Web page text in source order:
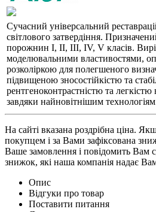
Сучасний універсальний
світлового затвердіння.
порожнин I, II, III, IV, V класів.
моделювальними властивостями,
розколіркою для полегшеного
підвищеною зносостійкістю та
рентгеноконтрастністю та легкістю
завдяки найновітнішим
На сайті вказана роздрібна ціна.
покупцем і за Вами зафіксована
Ваше замовлення і повідомить Вам
знижок, які наша компанія надає
Опис
Відгуки про товар
Поставити питання